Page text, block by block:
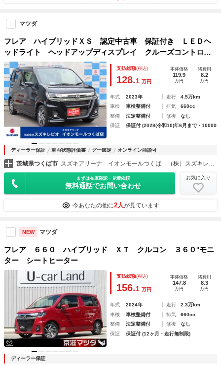
マツダ
フレア ハイブリッドＸＳ 認定中古車 保証付き ＬＥＤヘ
ッドライト ヘッドアップディスプレイ クルーズコントロー
ル パナソニックナビ Ｂｌｕｅｔｏｏｔｈオーディオ 純正
アルミホイール
支払総額(税込)
128.1 万円
本体価格
119.9
万円
諸費用
8.2
万円
年式 2023年 走行
4.5万km
車検
車検整備付 排気
660cc
整備
法定整備付 修復
なし
保証
保証付 (2028(令和10)年6月まで・
ディーラー保証 車両状態評価書 グー鑑定 オンライン商談可
茨城県つくば市 スズキアリーナ イオンモールつくば （株）スズキレピオ
まずは在庫確認・見積依頼
無料通話でお問い合わせ
お気に入り
今あなたの他に2人が見ています
NEW マツダ
フレア ６６０ ハイブリッド ＸＴ クルコン ３６０°モニ
ター シートヒーター
支払総額(税込)
156.1 万円
本体価格
147.8
万円
諸費用
8.3
万円
年式 2024年 走行
2.3万km
車検
車検整備付 排気
660cc
整備
法定整備付 修復
なし
保証
保証付 (12ヶ月・走行無制限)
ディーラー保証